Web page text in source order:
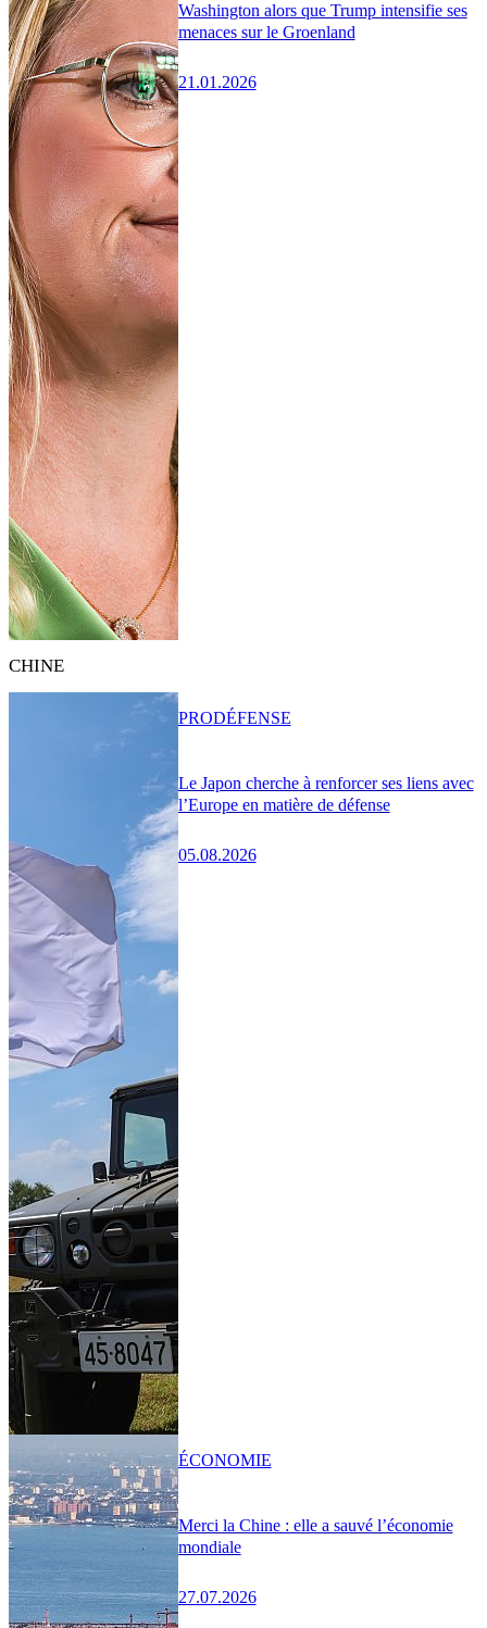
Washington alors que Trump intensifie ses
menaces sur le Groenland
21.01.2026
CHINE
Le Japon cherche à renforcer ses liens avec
l’Europe en matière de défense
05.08.2026
PRODÉFENSE
Merci la Chine : elle a sauvé l’économie
mondiale
27.07.2026
ÉCONOMIE